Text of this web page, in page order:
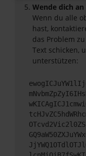
Wende dich
Wenn du alle
hast,
das Problem
Text schicken,
unterstützen: